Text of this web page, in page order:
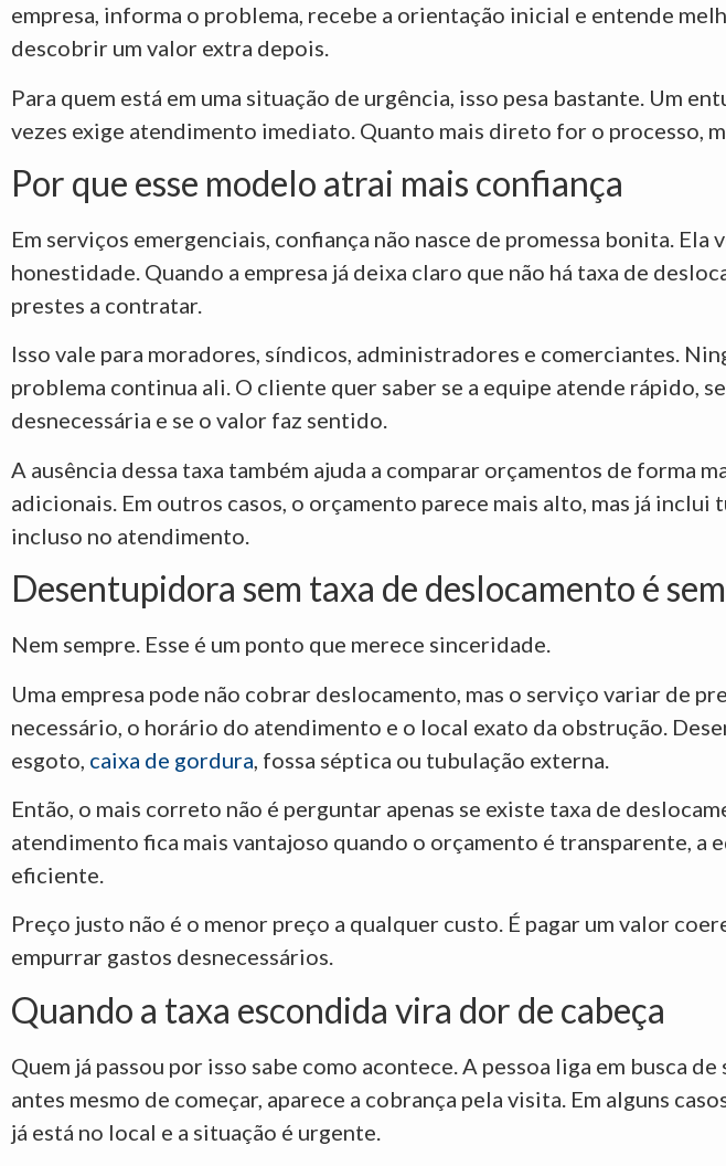
empresa, informa o problema, recebe a orientação inicial e entende
descobrir um valor extra depois.
Para quem está em uma situação de urgência, isso pesa bastante. Um
vezes exige atendimento imediato. Quanto mais direto for o processo,
Por que esse modelo atrai mais confiança
Em serviços emergenciais, confiança não nasce de promessa bonita.
honestidade. Quando a empresa já deixa claro que não há taxa de
prestes a contratar.
Isso vale para moradores, síndicos, administradores e comerciantes.
problema continua ali. O cliente quer saber se a equipe atende rápido,
desnecessária e se o valor faz sentido.
A ausência dessa taxa também ajuda a comparar orçamentos de forma
adicionais. Em outros casos, o orçamento parece mais alto, mas já
incluso no atendimento.
Desentupidora sem taxa de deslocamento é
Nem sempre. Esse é um ponto que merece sinceridade.
Uma empresa pode não cobrar deslocamento, mas o serviço variar de
necessário, o horário do atendimento e o local exato da obstrução.
esgoto, caixa de gordura , fossa séptica ou tubulação externa.
Então, o mais correto não é perguntar apenas se existe taxa de
atendimento fica mais vantajoso quando o orçamento é transparente, a
eficiente.
Preço justo não é o menor preço a qualquer custo. É pagar um valor
empurrar gastos desnecessários.
Quando a taxa escondida vira dor de cabeça
Quem já passou por isso sabe como acontece. A pessoa liga em busca
antes mesmo de começar, aparece a cobrança pela visita. Em alguns
já está no local e a situação é urgente.